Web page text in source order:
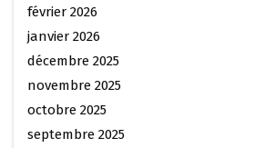
février 2026
janvier 2026
décembre 2025
novembre 2025
octobre 2025
septembre 2025